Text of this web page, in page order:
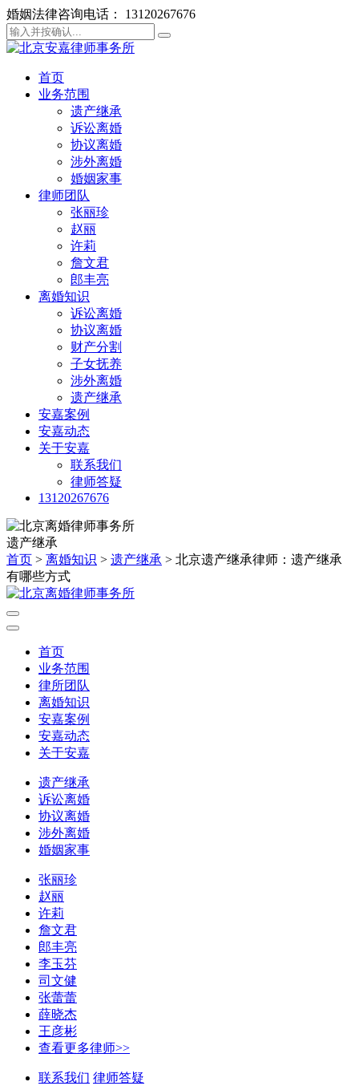
婚姻法律咨询电话： 13120267676
首页
业务范围
遗产继承
诉讼离婚
协议离婚
涉外离婚
婚姻家事
律师团队
张丽珍
赵丽
许莉
詹文君
郎丰亮
离婚知识
诉讼离婚
协议离婚
财产分割
子女抚养
涉外离婚
遗产继承
安嘉案例
安嘉动态
关于安嘉
联系我们
律师答疑
13120267676
遗产继承
首页 > 离婚知识 > 遗产继承 > 北京遗产继承律师：遗产继承
有哪些方式
首页
业务范围
律所团队
离婚知识
安嘉案例
安嘉动态
关于安嘉
遗产继承
诉讼离婚
协议离婚
涉外离婚
婚姻家事
张丽珍
赵丽
许莉
詹文君
郎丰亮
李玉芬
司文健
张蕾蕾
薛晓杰
王彦彬
查看更多律师>>
联系我们 律师答疑